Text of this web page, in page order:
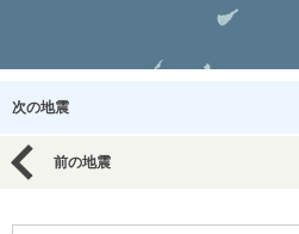
次の地震
前の地震